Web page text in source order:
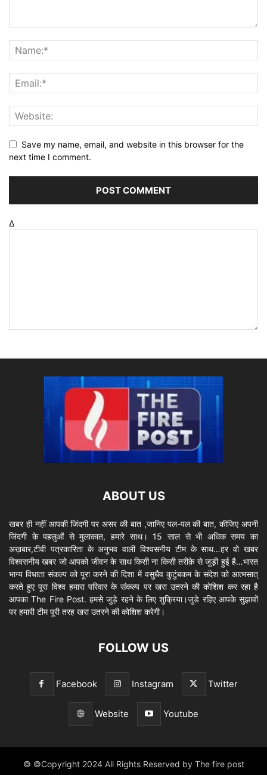
Save my name, email, and website in this browser for the
next time I comment.
Δ
ABOUT US
खबर ही नहीं आपकी जिंदगी पर असर की बात ,जानिए पल-पल की बात, कीजिए अपनी
जिंदगी के पहलुओं से मुलाकात, हमारे साथ। 15 साल से भी अधिक समय का
अख़बार,टीवी पत्रकारिता के अनुभव वाली विश्वसनीय टीम के साथ…हर वो खबर
विश्वसनीय खबर जो आपको जीवन के साथ किसी ना किसी तरीक़े से जुड़ी हुई है…भारत
भाग्य विधाता संकल्प को पूरा करने की दिशा में वसुधैव कुटुंबकम के संदेश को आत्मसात्
करते हुए पूरा विश्व हमारा परिवार के संकल्प पर खरा उतरने की कोशिश कर रहा है
आपका The Fire Post. हमसे जुड़े रहने के लिए शुक्रिया।जुडे रहिए आपके सुझावों
पर हमारी टीम पूरी तरह खरा उतरने की कोशिश करेगी।
FOLLOW US
Facebook Instagram Twitter
Website Youtube
© ©Copyright 2024 All Rights Reserved by The fire post